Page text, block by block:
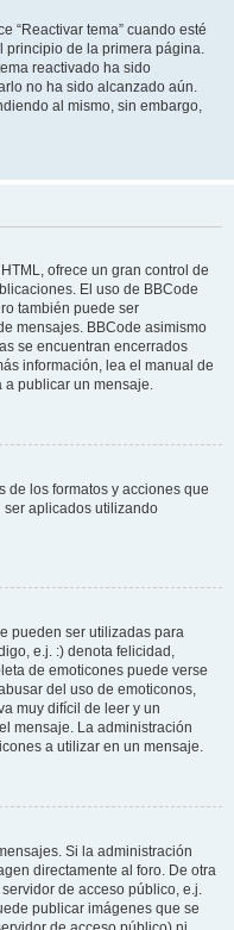
“Reactivar tema” cuando esté
principio de la primera página.
reactivado ha sido
no ha sido alcanzado aún.
al mismo, sin embargo,
ofrece un gran control de
El uso de BBCode
también puede ser
mensajes. BBCode asimismo
se encuentran encerrados
información, lea el manual de
a publicar un mensaje.
de los formatos y acciones que
aplicados utilizando
pueden ser utilizadas para
e.j. :) denota felicidad,
de emoticones puede verse
del uso de emoticonos,
muy difícil de leer y un
mensaje. La administración
a utilizar en un mensaje.
Si la administración
directamente al foro. De otra
de acceso público, e.j.
publicar imágenes que se